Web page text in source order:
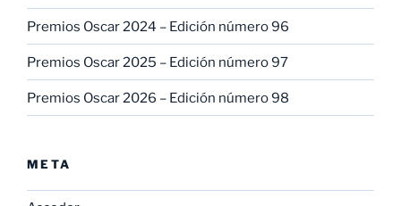
Premios Oscar 2024 – Edición número 96
Premios Oscar 2025 – Edición número 97
Premios Oscar 2026 – Edición número 98
META